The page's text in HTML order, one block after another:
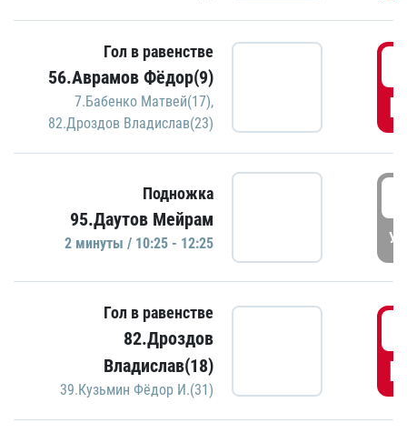
Гол в равенстве
56.Аврамов Фёдор(9)
7.Бабенко Матвей(17),
82.Дроздов Владислав(23)
Подножка
95.Даутов Мейрам
2 минуты / 10:25 - 12:25
Гол в равенстве
82.Дроздов
Владислав(18)
39.Кузьмин Фёдор И.(31)